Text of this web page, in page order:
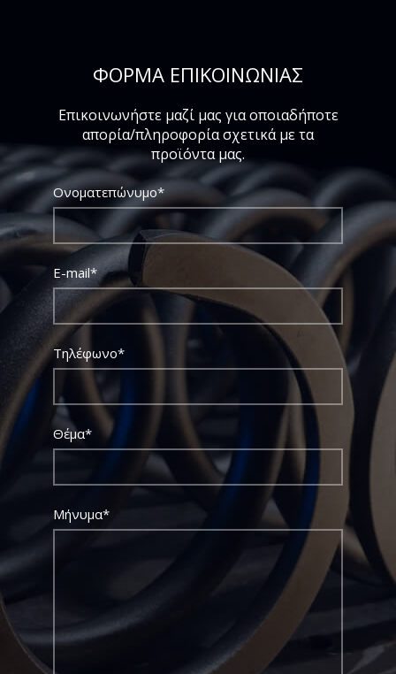
ΦΟΡΜΑ ΕΠΙΚΟΙΝΩΝΙΑΣ
Επικοινωνήστε μαζί μας για οποιαδήποτε
απορία/πληροφορία σχετικά με τα
προϊόντα μας.
Ονοματεπώνυμο*
E-mail*
Τηλέφωνο*
Θέμα*
Μήνυμα*